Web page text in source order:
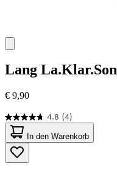
Lang
€ 9,90
4.8 (4)
4.8
von
5
Sternen.
4
In den Warenkorb